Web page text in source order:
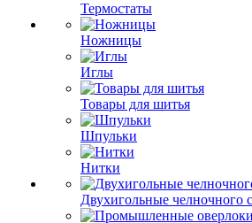
Термостаты
Ножницы
Иглы
Товары для шитья
Шпульки
Нитки
Двухигольные челночного